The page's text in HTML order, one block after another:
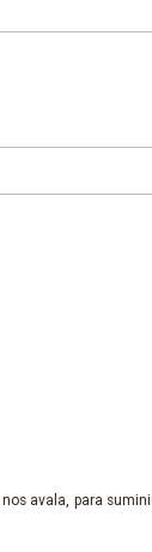
avala, para